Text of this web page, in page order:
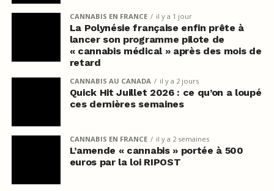
CANNABIS EN FRANCE il y a 1 jour
La Polynésie française enfin prête à
lancer son programme pilote de
« cannabis médical » après des mois de
retard
CANNABIS AU CANADA il y a 2 jours
Quick Hit Juillet 2026 : ce qu’on a loupé
ces dernières semaines
CANNABIS EN FRANCE il y a 2 semaines
L’amende « cannabis » portée à 500
euros par la loi RIPOST